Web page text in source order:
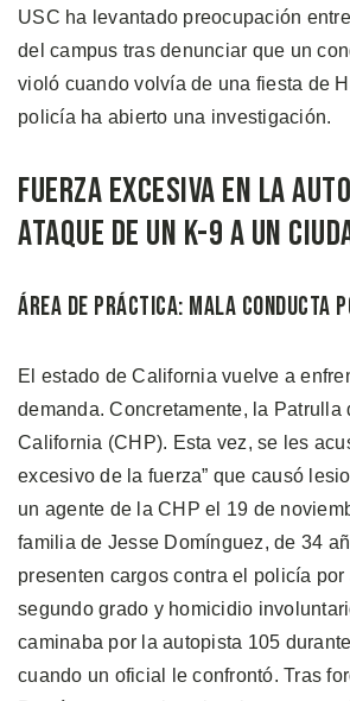
USC ha levantado preocupación
del campus tras denunciar que un
violó cuando volvía de una fiesta de
policía ha abierto una investigación.
Fuerza Excesiva en la
Ataque de un K-9 a un
Área de Práctica: Mala Conducta
El estado de California vuelve a
demanda. Concretamente, la Patrulla
California (CHP). Esta vez, se les
excesivo de la fuerza” que causó
un agente de la CHP el 19 de
familia de Jesse Domínguez, de 34
presenten cargos contra el policía
segundo grado y homicidio
caminaba por la autopista 105
cuando un oficial le confrontó. Tras